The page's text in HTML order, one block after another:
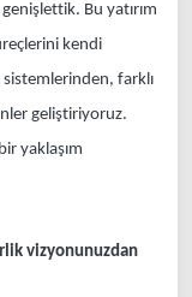
Bu yatırım
kendi
farklı
geliştiriyoruz.
yaklaşım
vizyonunuzdan